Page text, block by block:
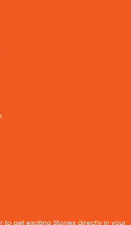
to get exciting Stories directly in your